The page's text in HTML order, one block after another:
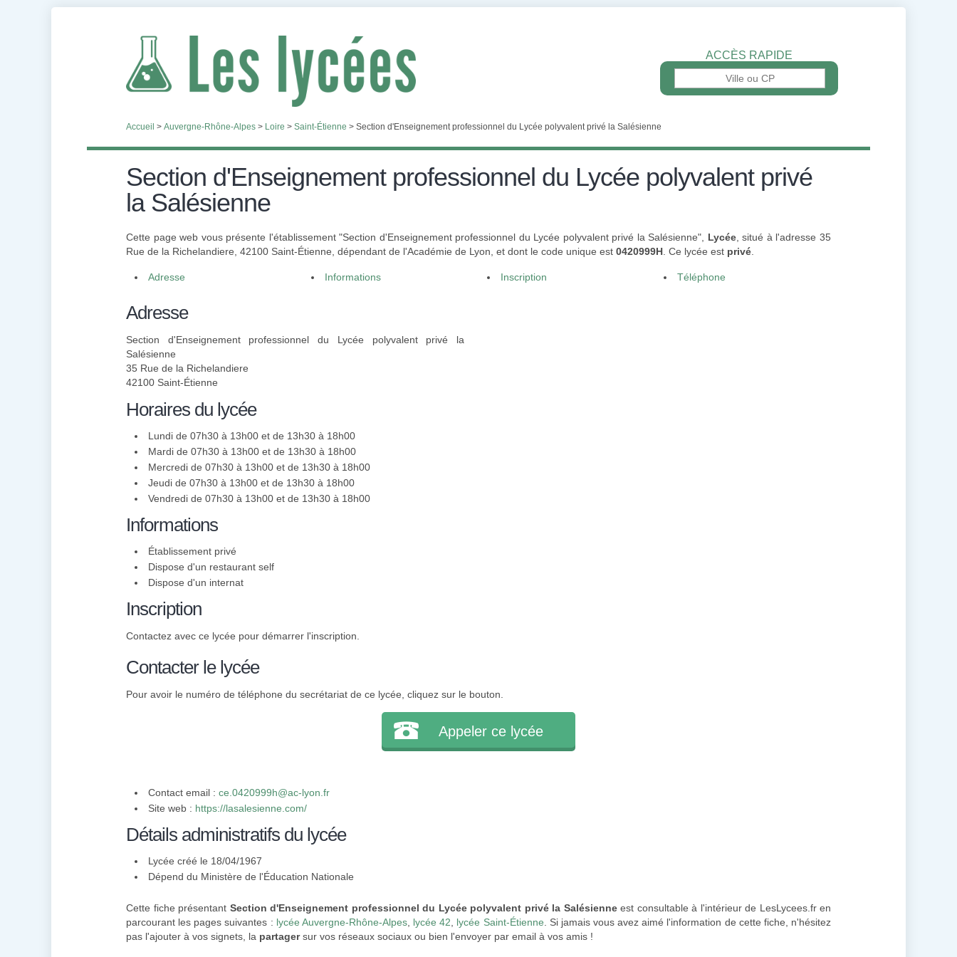
ACCÈS RAPIDE
Accueil > Auvergne-Rhône-Alpes > Loire > Saint-Étienne > Section d'Enseignement professionnel du Lycée polyvalent privé la Salésienne
Section d'Enseignement professionnel du Lycée polyvalent privé
la Salésienne
Cette page web vous présente l'établissement "Section d'Enseignement professionnel du Lycée polyvalent privé la Salésienne", Lycée, situé à l'adresse 35
Rue de la Richelandiere, 42100 Saint-Étienne, dépendant de l'Académie de Lyon, et dont le code unique est 0420999H . Ce lycée est privé
Adresse Informations Inscription Téléphone
Adresse
Section d'Enseignement professionnel du Lycée polyvalent privé la
Salésienne
35 Rue de la Richelandiere
42100 Saint-Étienne
Horaires du lycée
Lundi de 07h30 à 13h00 et de 13h30 à 18h00
Mardi de 07h30 à 13h00 et de 13h30 à 18h00
Mercredi de 07h30 à 13h00 et de 13h30 à 18h00
Jeudi de 07h30 à 13h00 et de 13h30 à 18h00
Vendredi de 07h30 à 13h00 et de 13h30 à 18h00
Informations
Établissement privé
Dispose d'un restaurant self
Dispose d'un internat
Inscription
Contactez avec ce lycée pour démarrer l'inscription.
Contacter le lycée
Pour avoir le numéro de téléphone du secrétariat de ce lycée, cliquez sur le bouton.
Appeler ce lycée
Contact email : ce.0420999h@ac-lyon.fr
Site web : https://lasalesienne.com/
Détails administratifs du lycée
Lycée créé le 18/04/1967
Dépend du Ministère de l'Éducation Nationale
Cette fiche présentant Section d'Enseignement professionnel du Lycée polyvalent privé la Salésienneest consultable à l'intérieur de LesLycees.fr en
parcourant les pages suivantes : lycée Auvergne-Rhône-Alpes, lycée 42 lycée Saint-Étienne . Si jamais vous avez aimé l'information de cette fiche, n'hésitez
pas l'ajouter à vos signets, la partagersur vos réseaux sociaux ou bien l'envoyer par email à vos amis !